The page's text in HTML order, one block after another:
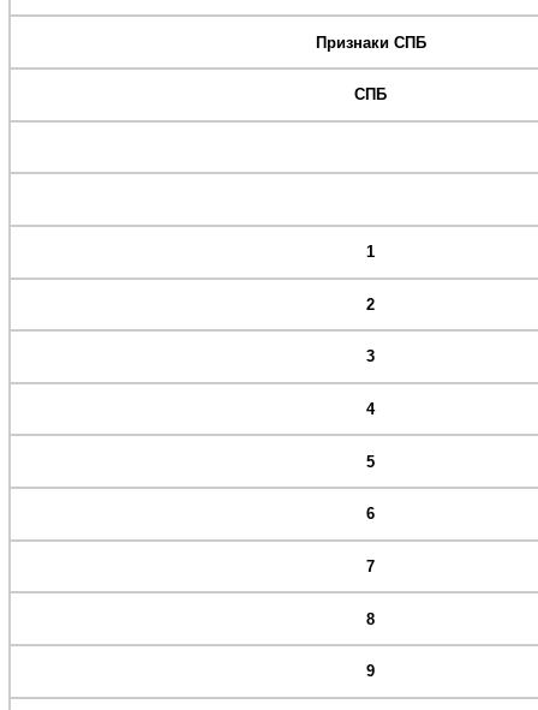
Признаки СПБ
СПБ
1
2
3
4
5
6
7
8
9